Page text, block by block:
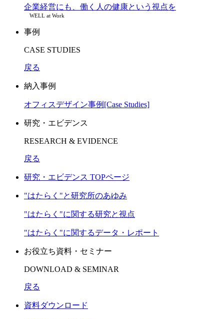
企業経営にも、働く人の健康という視点を
WELL at Work
事例
CASE STUDIES
戻る
納入事例
オフィスデザイン事例[Case Studies]
研究・エビデンス
RESEARCH & EVIDENCE
戻る
研究・エビデンス TOPページ
"はたらく"と研究所のあゆみ
"はたらく"に関する研究と視点
"はたらく"に関するデータ・レポート
お役立ち資料・セミナー
DOWNLOAD & SEMINAR
戻る
資料ダウンロード